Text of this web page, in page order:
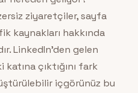
ziyaretçiler, sayfa
kaynakları hakkında
LinkedIn’den gelen
çıktığını fark
içgörünüz bu